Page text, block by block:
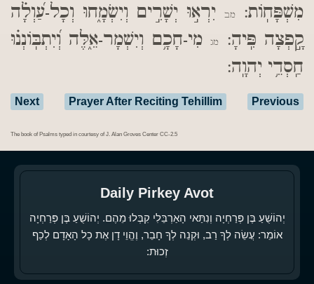
מִשְׁפָּחֽוֹת:
מב
יִרְא֣וּ יְשָׁרִ֣ים וְיִשְׂמָ֑חוּ וְכָל-עַ֝וְלָ֗ה
קָ֣פְצָה פִּֽיהָ:
מגמִי-חָכָ֥ם וְיִשְׁמָר-אֵ֑לֶּה וְ֝יִתְבּֽוֹנְנ֗וּ
חַֽסְדֵ֥י יְהוָֽה:
Previous
Next Prayer After Reciting Tehillim
The book of Psalms typed in courtesy of J. Alan Groves Center CC-2.5
Daily Pirkey Avot
יְהוֹשֻׁעַ בֶּן פְּרַחְיָה וְנִתַּאי הָאַרְבֵּלִי קִבְּלוּ מֵהֶם. יְהוֹשֻׁעַ בֶּן פְּרַחְיָה
אוֹמֵר: עֲשֵׂה לְךָ רַב, וּקְנֵה לְךָ חָבֵר, וֶהֱוֵי דָן אֶת כָל הָאָדָם לְכַף
זְכוּת: